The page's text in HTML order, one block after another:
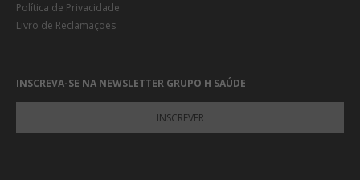
Política de Privacidade
Livro de Reclamações
INSCREVA-SE NA NEWSLETTER GRUPO H SAÚDE
INSCREVER